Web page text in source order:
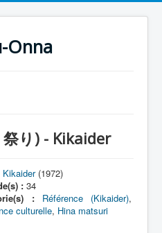
Onna
り) - Kikaider
Kikaider(1972)
: 34
:
Référence (Kikaider),
culturelle, Hina matsuri